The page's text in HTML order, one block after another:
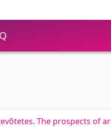
The prospects of